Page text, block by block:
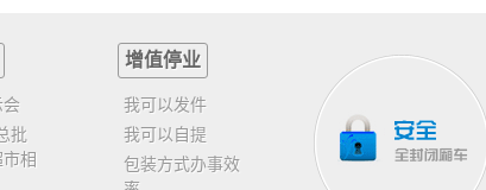
会
批
相
增值停业
我可以发件
我可以自提
包装方式办事效